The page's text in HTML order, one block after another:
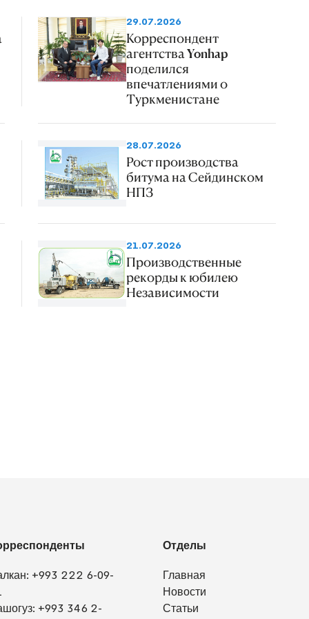
29.07.2026
Корреспондент
агентства Yonhap
поделился
впечатлениями о
Туркменистане
28.07.2026
Рост производства
битума на Сейдинском
НПЗ
21.07.2026
Производственные
рекорды к юбилею
Независимости
+993 222 6-09-
+993 346 2-
Отделы
Главная
Новости
Статьи